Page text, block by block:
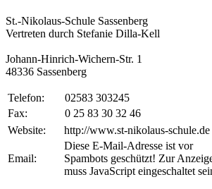
St.-Nikolaus-Schule Sassenberg
Vertreten durch Stefanie Dilla-Kell
Johann-Hinrich-Wichern-Str. 1
48336 Sassenberg
Telefon:
02583 303245
Fax:
0 25 83 30 32 46
Website:
http://www.st-nikolaus-schule.de
Email:
Diese E-Mail-Adresse ist vor
Spambots geschützt! Zur
muss JavaScript eingeschaltet